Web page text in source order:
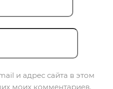
и адрес сайта в этом
моих комментариев.